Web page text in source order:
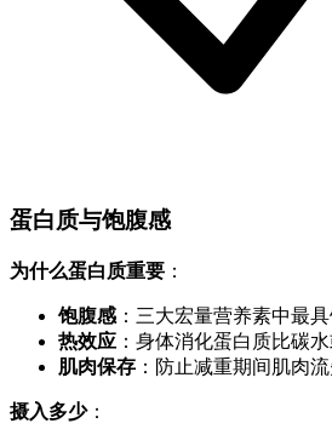
蛋白质与饱腹感
为什么蛋白质重要 ：
饱腹感 ：三大宏量营养素中最
热效应 ：身体消化蛋白质比碳
肌肉保存 ：防止减重期间肌肉
摄入多少：